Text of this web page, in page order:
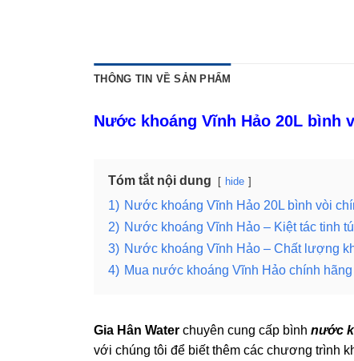
THÔNG TIN VỀ SẢN PHẨM
Nước khoáng Vĩnh Hảo 20L bình
Tóm tắt nội dung hide
1) Nước khoáng Vĩnh Hảo 20L bình vòi
2) Nước khoáng Vĩnh Hảo – Kiệt tác tinh
3) Nước khoáng Vĩnh Hảo – Chất lượng
4) Mua nước khoáng Vĩnh Hảo chính
Gia Hân Water chuyên cung cấp bình nước
với chúng tôi để biết thêm các chương trình